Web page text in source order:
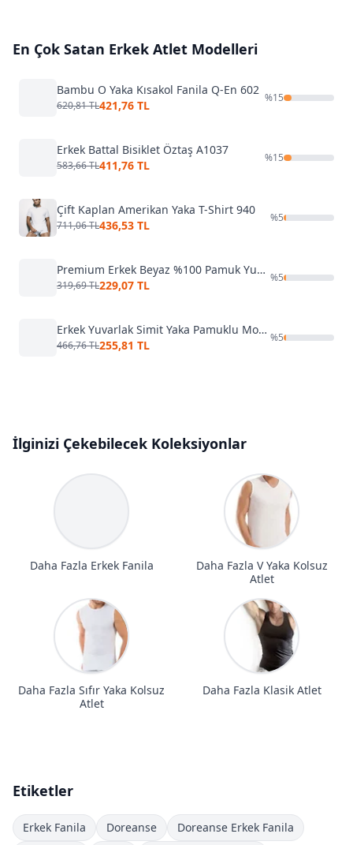
En Çok Satan Erkek Atlet Modelleri
Bambu O Yaka Kısakol Fanila Q-En 602
620,81 TL421,76 TL
%15
Erkek Battal Bisiklet Öztaş A1037
583,66 TL411,76 TL
%15
Çift Kaplan Amerikan Yaka T-Shirt 940
711,06 TL436,53 TL
%5
Premium Erkek Beyaz %100 Pamuk Yuvarlak Yaka Tişört Arma Yıldız 1002
319,69 TL229,07 TL
%5
Erkek Yuvarlak Simit Yaka Pamuklu Modal T-Shirt Fanila Özkan 11144
466,76 TL255,81 TL
%5
İlginizi Çekebilecek Koleksiyonlar
Daha Fazla Erkek Fanila
Daha Fazla V Yaka Kolsuz
Atlet
Daha Fazla Sıfır Yaka Kolsuz
Atlet
Daha Fazla Klasik Atlet
Etiketler
Erkek Fanila Doreanse
Doreanse Erkek Fanila